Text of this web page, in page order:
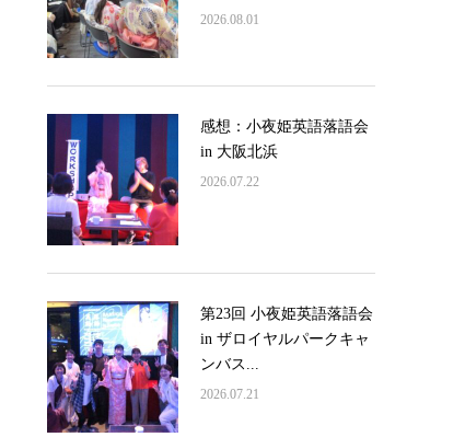
2026.08.01
感想：小夜姫英語落語会
in 大阪北浜
2026.07.22
第23回 小夜姫英語落語会
in ザロイヤルパークキャ
ンバス...
2026.07.21